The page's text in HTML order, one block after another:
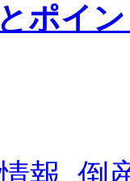
ポイ